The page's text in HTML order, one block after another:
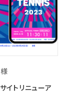
イトリニューア